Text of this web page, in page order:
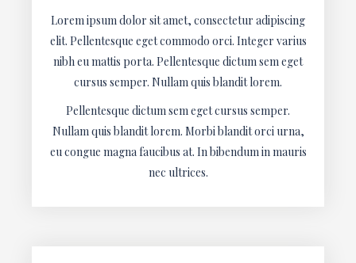
Lorem ipsum dolor sit amet, consectetur adipiscing
elit. Pellentesque eget commodo orci. Integer varius
nibh eu mattis porta. Pellentesque dictum sem eget
cursus semper. Nullam quis blandit lorem.
Pellentesque dictum sem eget cursus semper.
Nullam quis blandit lorem. Morbi blandit orci urna,
eu congue magna faucibus at. In bibendum in mauris
nec ultrices.